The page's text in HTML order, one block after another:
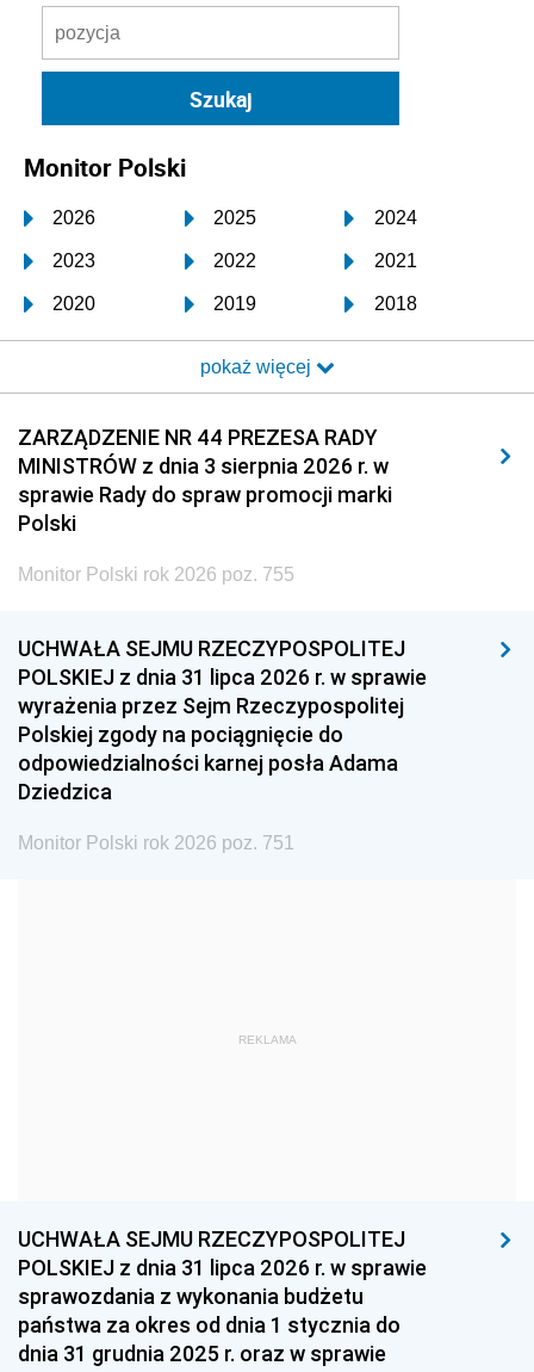
Monitor Polski
2026 2025 2024
2023 2022 2021
2020 2019 2018
2017 2016 2015
2014 2013 2012
2011 2010 2009
2008 2007 2006
2005
1996 1995 1994
1993 1992 1991
1990 1989
1987 1986 1985
1968
1954 1953 1952
1951 1950
1948 1947 1946
pokaż więcej
ZARZĄDZENIE NR 44 PREZESA RADY
MINISTRÓW z dnia 3 sierpnia 2026 r. w
sprawie Rady do spraw promocji marki
Polski
Monitor Polski rok 2026 poz. 755
UCHWAŁA SEJMU RZECZYPOSPOLITEJ
POLSKIEJ z dnia 31 lipca 2026 r. w sprawie
wyrażenia przez Sejm Rzeczypospolitej
Polskiej zgody na pociągnięcie do
odpowiedzialności karnej posła Adama
Dziedzica
Monitor Polski rok 2026 poz. 751
REKLAMA
UCHWAŁA SEJMU RZECZYPOSPOLITEJ
POLSKIEJ z dnia 31 lipca 2026 r. w sprawie
sprawozdania z wykonania budżetu
państwa za okres od dnia 1 stycznia do
dnia 31 grudnia 2025 r. oraz w sprawie